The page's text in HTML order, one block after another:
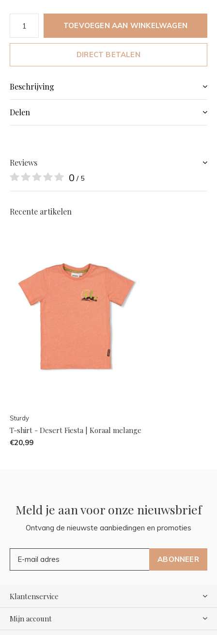
TOEVOEGEN AAN WINKELWAGEN
DIRECT BETALEN
Beschrijving
Delen
Reviews
0 / 5
Recente artikelen
Sturdy
T-shirt - Desert Fiesta | Koraal melange
€20,99
Meld je aan voor onze nieuwsbrief
Ontvang de nieuwste aanbiedingen en promoties
ABONNEER
Klantenservice
Mijn account